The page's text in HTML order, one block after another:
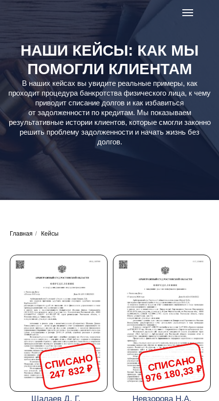
НАШИ КЕЙСЫ: КАК МЫ
ПОМОГЛИ КЛИЕНТАМ
В наших кейсах вы увидите реальные примеры, как
проходит процедура банкротства физического лица, к чему
приводит списание долгов и как избавиться
от задолженности по кредитам. Мы показываем
результативные истории клиентов, которые смогли законно
решить проблему задолженности и начать жизнь без
долгов.
Главная / Кейсы
Шалаев Д. Г.
Списано247 832,69
рублей
976 180,33
СПИСАНО
976 180,33 ₽
СПИСАНО
247 832 ₽
СПИСАНО
521 053 ₽
СПИСАНО
349 169,51 ₽